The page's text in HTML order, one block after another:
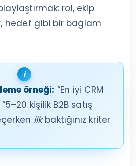
rol, ekip
hedef gibi bir bağlam
örneği: “En iyi CRM
kişilik B2B satış
ilkbaktığınız kriter